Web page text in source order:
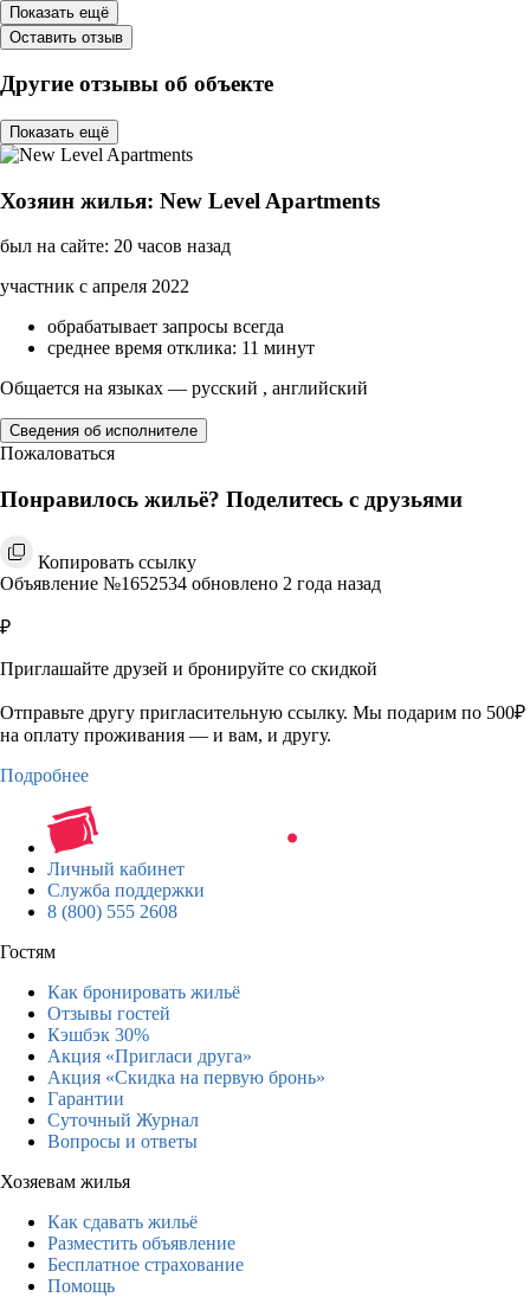
Показать ещё
Оставить отзыв
Другие отзывы об объекте
Показать ещё
Хозяин жилья: New Level Apartments
был на сайте: 20 часов назад
участник с апреля 2022
обрабатывает запросы всегда
среднее время отклика: 11 минут
Общается на языках — русский , английский
Сведения об исполнителе
Пожаловаться
Понравилось жильё? Поделитесь с друзьями
Копировать ссылку
Объявление №1652534 обновлено 2 года назад
₽
Приглашайте друзей и бронируйте со скидкой
Отправьте другу пригласительную ссылку. Мы подарим по 500₽
на оплату проживания — и вам, и другу.
Подробнее
Личный кабинет
Служба поддержки
8 (800) 555 2608
Гостям
Как бронировать жильё
Отзывы гостей
Кэшбэк 30%
Акция «Пригласи друга»
Акция «Скидка на первую бронь»
Гарантии
Суточный Журнал
Вопросы и ответы
Хозяевам жилья
Как сдавать жильё
Разместить объявление
Бесплатное страхование
Помощь